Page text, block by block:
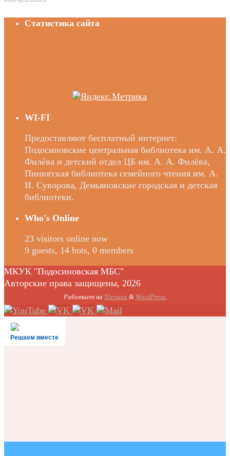
Статистика сайта
WI-FI
Предоставляют бесплатный интернет:
Подосиновские центральная библиотека им. А. А.
Филёва и детский отдел ЦБ им. А. А. Филёва,
Пинюгская библиотека семейного чтения им. А.
И. Суворова, Демьяновские городская и детская
библиотеки.
Who's Online
23 visitors online now
9 guests, 14 bots, 0 members
МКУК "Подосиновская МБС"
Авторские права защищены, 2026
Работает на Nirvana & WordPress.
Решаем вместе